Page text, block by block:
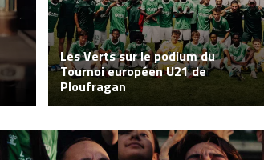
Les Verts sur le podium du
Tournoi européen U21 de
Ploufragan